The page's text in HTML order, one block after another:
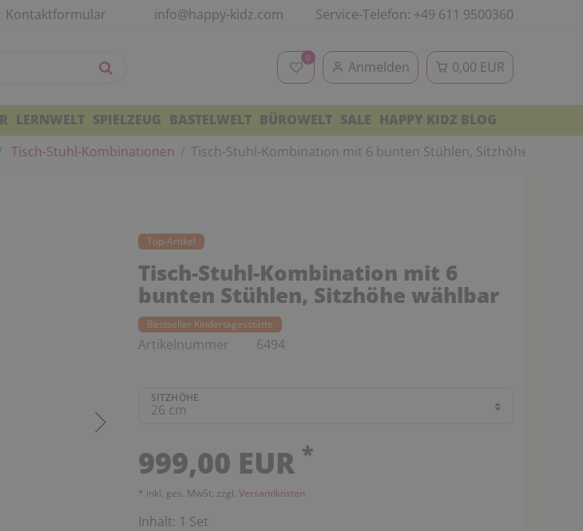
Kontaktformular info@happy-kidz.com Service-Telefon: +49 611 9500360
0
Anmelden 0,00 EUR
LERNWELT SPIELZEUG BASTELWELT BÜROWELT SALE HAPPY KIDZ BLOG
Tisch-Stuhl-Kombinationen Tisch-Stuhl-Kombination mit 6 bunten Stühlen, Sitzhöhe wählbar
Top-Artikel
Tisch-Stuhl-Kombination mit 6
bunten Stühlen, Sitzhöhe wählbar
Bestseller Kindertagesstätte
Artikelnummer 6494
SITZHÖHE
999,00 EUR *
* inkl. ges. MwSt. zzgl. Versandkosten
Inhalt: 1 Set